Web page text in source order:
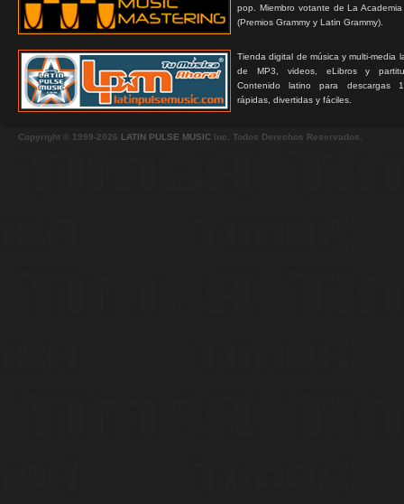
pop. Miembro votante de La
(Premios Grammy y Latin Grammy).
Tienda digital de música y multi-media
de MP3, videos, eLibros y
Contenido latino para descargas
rápidas, divertidas y fáciles.
Copyright © 1999-2026 LATIN PULSE MUSIC Inc. Todos Derechos Reservados.